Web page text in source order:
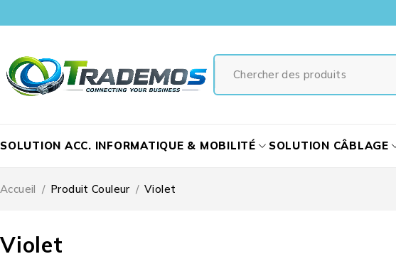
SOLUTION ACC. INFORMATIQUE & MOBILITÉ SOLUTION CÂBLAGE
Violet
Accueil / Produit Couleur / Violet